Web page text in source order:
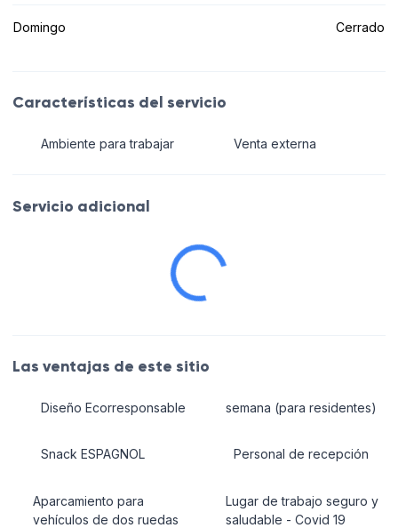
Domingo Cerrado
Características del servicio
Ambiente para trabajar Venta externa
Servicio adicional
Las ventajas de este sitio
Diseño Ecorresponsable
Snack ESPAGNOL
Aparcamiento para
vehículos de dos ruedas
semana (para residentes)
Personal de recepción
Lugar de trabajo seguro y
saludable - Covid 19